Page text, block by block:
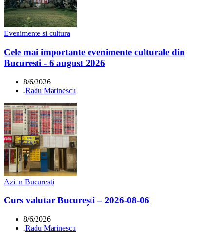
Evenimente si cultura
Cele mai importante evenimente culturale din
Bucuresti - 6 august 2026
8/6/2026
.Radu Marinescu
Azi in Bucuresti
Curs valutar București – 2026-08-06
8/6/2026
.Radu Marinescu